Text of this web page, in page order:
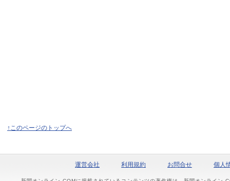
↑このページのトップへ
運営会社 利用規約 お問合せ 個人